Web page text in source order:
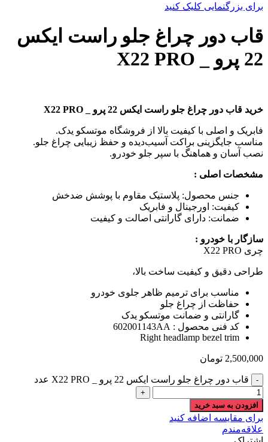
برای بزرگنمایی کلیک کنید
قاب دور چراغ جلو راست ایکس
22 پرو _ X22 PRO
خرید قاب دور چراغ جلو راست ایکس 22 پرو _ X22 PRO
فابریک و اصلی با کیفیت بالا از فروشگاه موتسکو یدک.
مناسب جایگزینی براکت آسیب‌دیده و حفظ زیبایی چراغ جلو.
نصب آسان و هماهنگ با سپر جلو خودرو.
مشخصات اصلی :
جنس محصول: پلاستیک مقاوم با پوشش ضدخش
کیفیت: اورجینال و فابریک
ضمانت: دارای گارانتی اصالت و کیفیت
سازگار با خودرو :
چری X22 PRO
طراحی دقیق و کیفیت ساخت بالا،
مناسب برای ترمیم ظاهر جلوی خودرو
حفاظت از چراغ جلو
گارانتی و ضمانت موتسکو یدک
کد فنی محصول : 602001143AA
Right headlamp bezel trim
2,500,000 تومان
قاب دور چراغ جلو راست ایکس 22 پرو _ X22 PRO عدد
افزودن به سبد خرید
برای مقایسه اضافه کنید
علاقه‌مندم